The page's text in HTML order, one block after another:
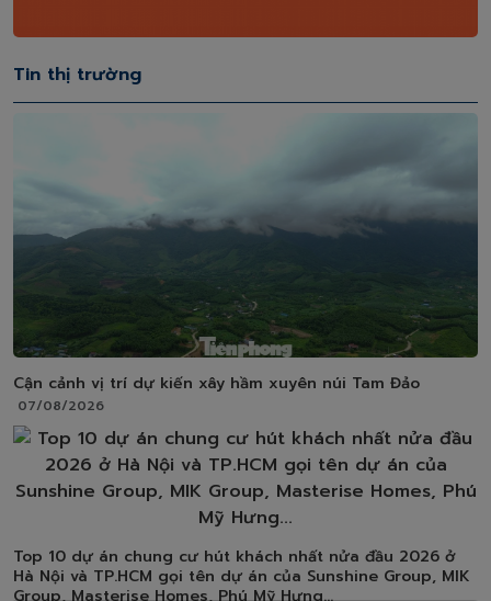
Tin thị trường
Cận cảnh vị trí dự kiến xây hầm xuyên núi Tam Đảo
07/08/2026
Top 10 dự án chung cư hút khách nhất nửa đầu 2026 ở
Hà Nội và TP.HCM gọi tên dự án của Sunshine Group, MIK